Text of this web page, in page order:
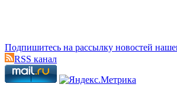
Подпишитесь на рассылку новостей
RSS канал